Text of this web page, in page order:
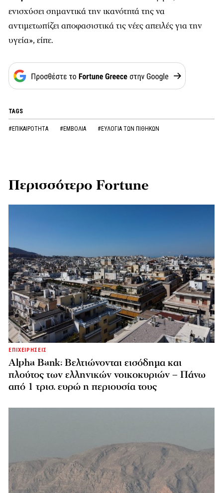
ενισχύσει σημαντικά την ικανότητά της να
αντιμετωπίζει αποφασιστικά τις νέες απειλές για την
υγεία», είπε.
TAGS
#ΕΠΙΚΑΙΡΟΤΗΤΑ #ΕΜΒΟΛΙΑ #ΕΥΛΟΓΙΑ ΤΩΝ ΠΙΘΗΚΩΝ
Περισσότερο Fortune
ΕΠΙΧΕΙΡΗΣΕΙΣ
Alpha Bank: Βελτιώνονται εισόδημα και
πλούτος των ελληνικών νοικοκυριών – Πάνω
από 1 τρισ. ευρώ η περιουσία τους